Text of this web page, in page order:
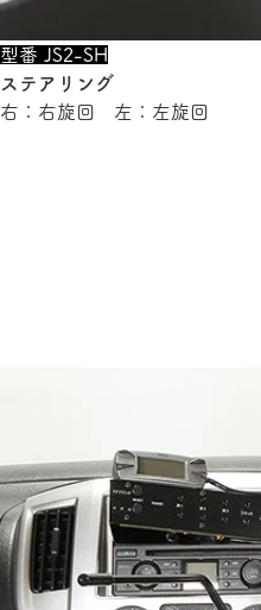
型番 JS2-SH
ステアリング
右：右旋回　左：左旋回